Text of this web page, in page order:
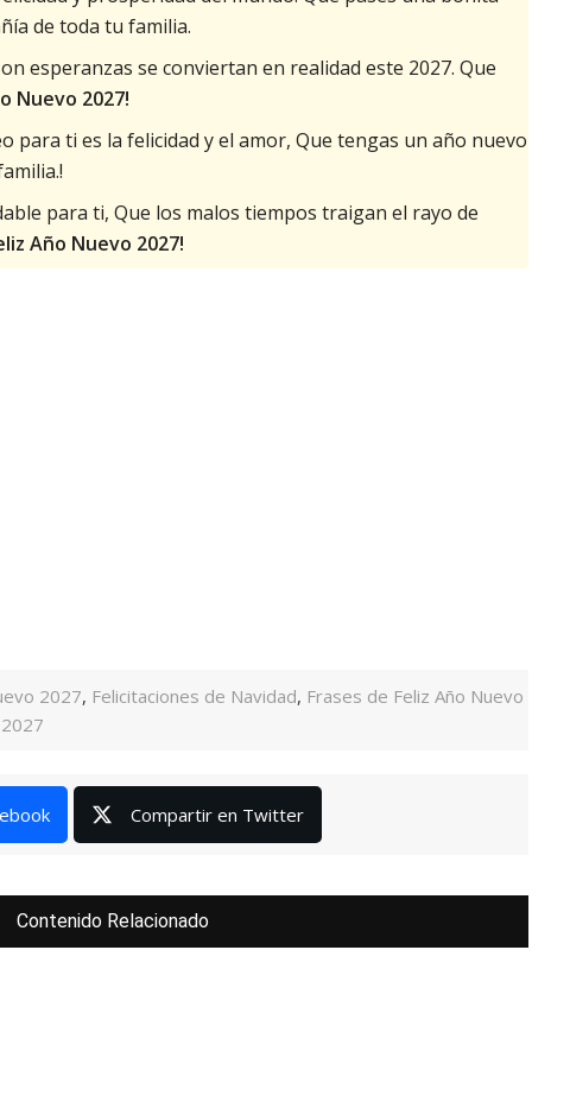
de toda tu familia.
esperanzas se conviertan en realidad este 2027. Que
Nuevo 2027!
para ti es la felicidad y el amor, Que tengas un año nuevo
para ti, Que los malos tiempos traigan el rayo de
Año Nuevo 2027!
2027, Felicitaciones de Navidad, Frases de Feliz Año Nuevo
Compartir en Twitter
Contenido Relacionado